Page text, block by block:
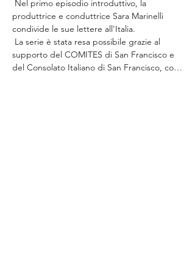
produttrice e conduttrice Sara Marinelli
condivide le sue lettere all'Italia.
supporto del COMITES di San Francisco e
del Consolato Italiano di San Francisco, co…